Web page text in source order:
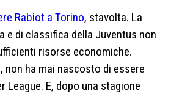
Rabiot a Torino, stavolta. La
e di classifica della Juventus non
risorse economiche.
non ha mai nascosto di essere
League. E, dopo una stagione